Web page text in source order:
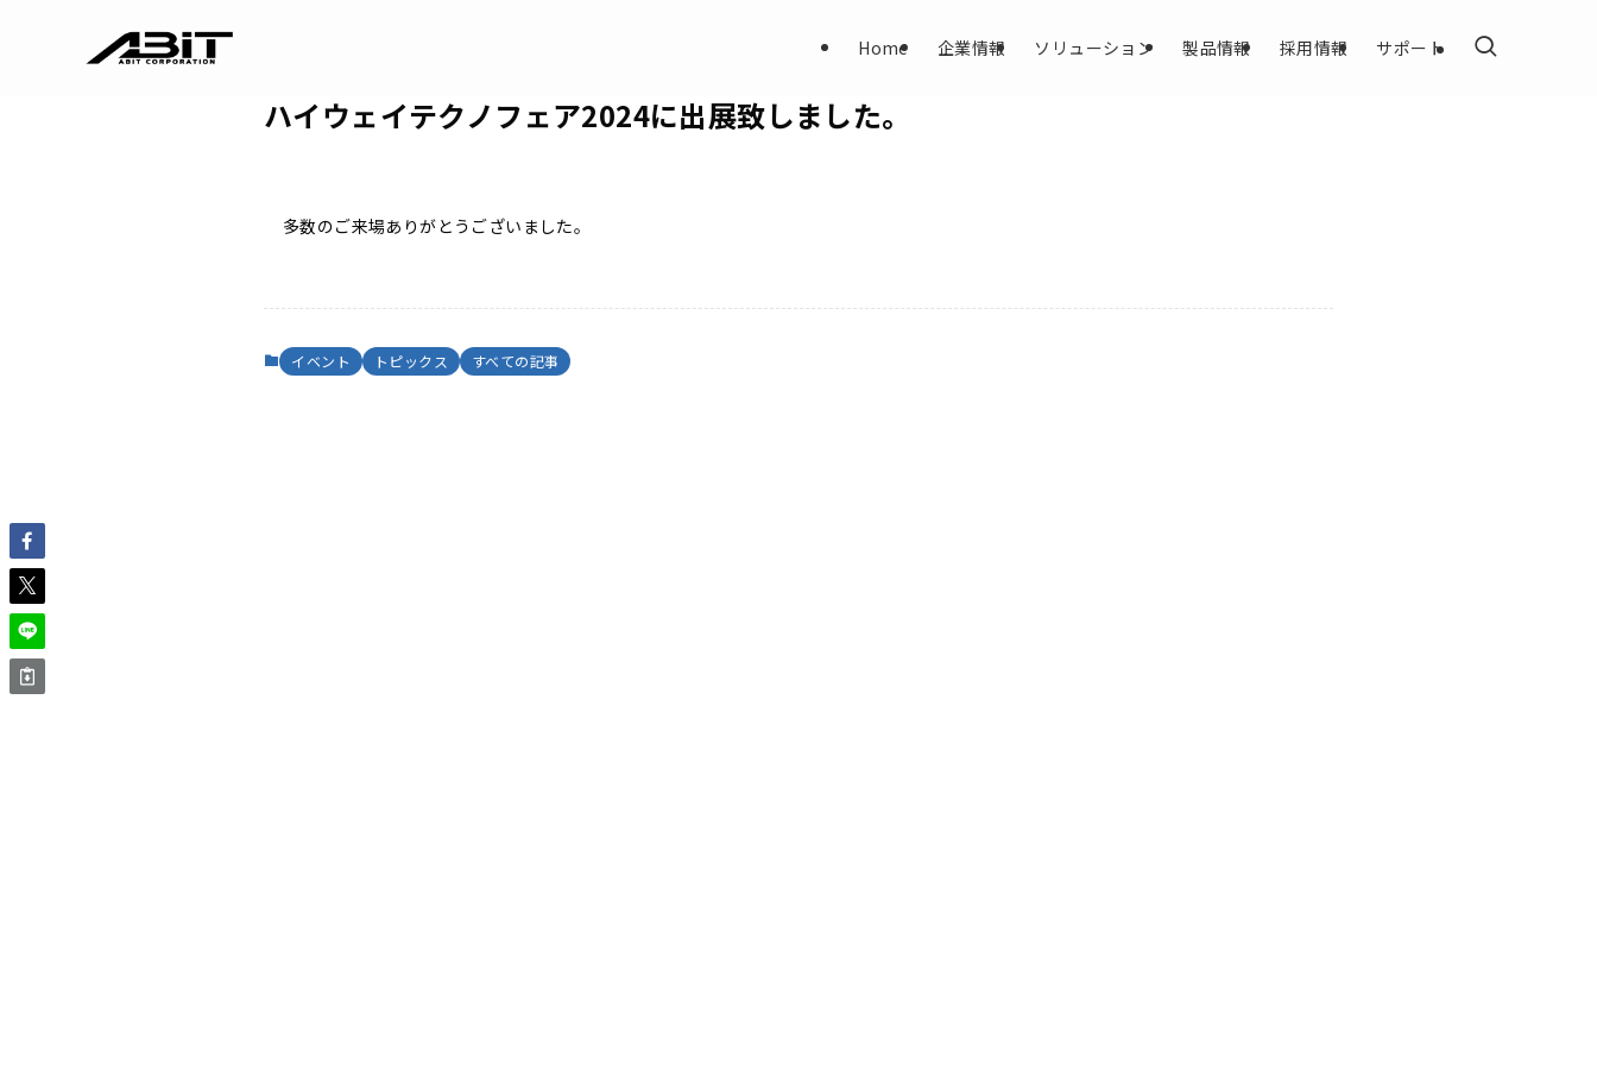
Home 企業情報 ソリューション 製品情報 採用情報 サポート
ハイウェイテクノフェア2024に出展致しました。
多数のご来場ありがとうございました。
イベント トピックス すべての記事